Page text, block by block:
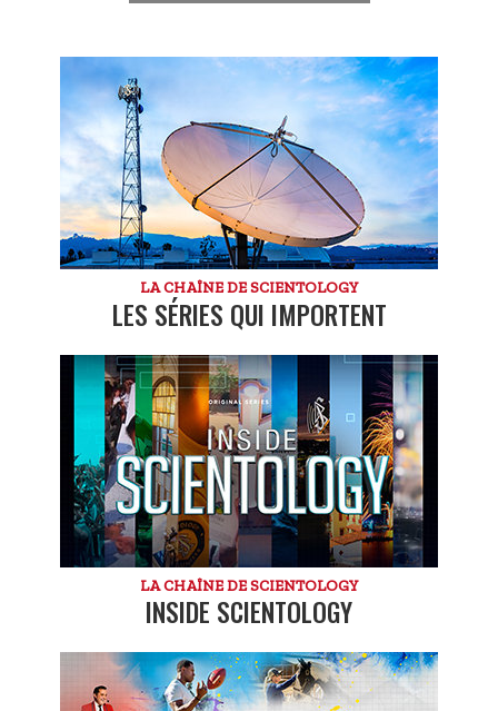
LA CHAÎNE DE SCIENTOLOGY
LES SÉRIES QUI IMPORTENT
LA CHAÎNE DE SCIENTOLOGY
INSIDE SCIENTOLOGY